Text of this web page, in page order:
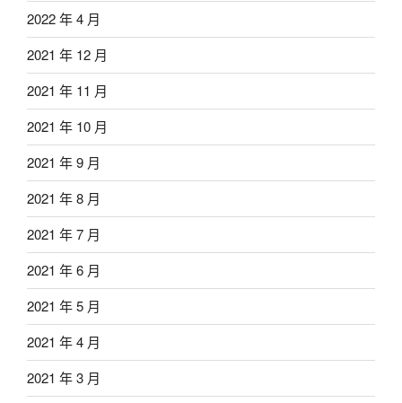
2022 年 4 月
2021 年 12 月
2021 年 11 月
2021 年 10 月
2021 年 9 月
2021 年 8 月
2021 年 7 月
2021 年 6 月
2021 年 5 月
2021 年 4 月
2021 年 3 月